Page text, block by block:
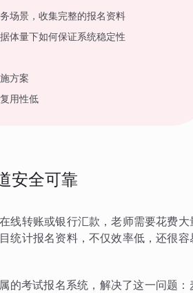
场景，收集完整的报名资料
体量下如何保证系统稳定性
方案
用性低
安全可靠
线转账或银行汇款，老师需要花费大
统计报名资料，不仅效率低，还很容
的考试报名系统，解决了这一问题：